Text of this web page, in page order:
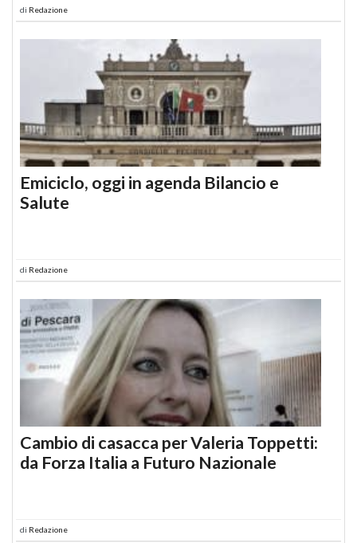
di Redazione
Emiciclo, oggi in agenda Bilancio e
Salute
di Redazione
Cambio di casacca per Valeria Toppetti:
da Forza Italia a Futuro Nazionale
di Redazione